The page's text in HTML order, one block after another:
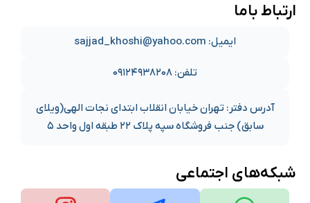
ارتباط باما
ایمیل: sajjad_khoshi@yahoo.com
تلفن: ۰۹۱۲۴۹۳۸۲۰۸
آدرس دفتر: تهران خیابان انقلاب ابتدای نجات الهی(ویلای
سابق) جنب فروشگاه سپه پلاک ۲۲ طبقه اول واحد ۵
شبکه‌های اجتماعی